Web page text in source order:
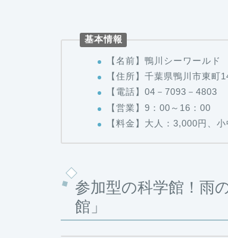
基本情報
【名前】鴨川シーワールド
【住所】千葉県鴨川市東町
【電話】04－7093－4803
【営業】9：00～16：00
【料金】大人：3,000円、
参加型の科学館！雨
館」